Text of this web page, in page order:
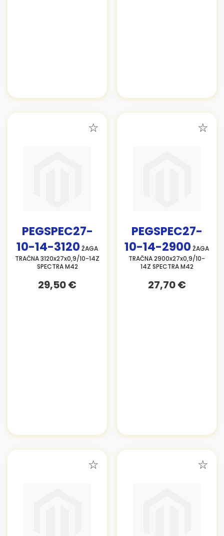
PEGSPEC27-
10-14-3120 ŽAGA
TRAČNA 3120x27x0,9/10-14Z
SPECTRA M42
29,50 €
PEGSPEC27-
10-14-2900 ŽAGA
TRAČNA 2900x27x0,9/10-
14Z SPECTRA M42
27,70 €